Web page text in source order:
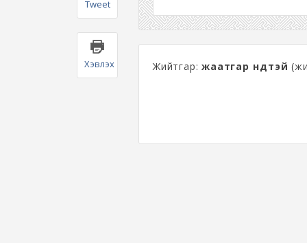
Tweet
Хэвлэх Жийтгар:жаатгар нүдтэй